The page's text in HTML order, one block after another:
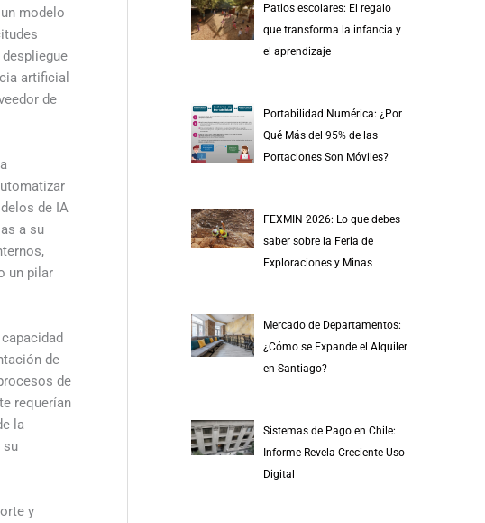
modelo
artificial
de
de IA
a su
un pilar
de
de
requerían
la
su
y
Patios escolares: El regalo
que transforma la infancia y
el aprendizaje
Portabilidad Numérica: ¿Por
Qué Más del 95% de las
Portaciones Son Móviles?
FEXMIN 2026: Lo que debes
saber sobre la Feria de
Exploraciones y Minas
Mercado de Departamentos:
¿Cómo se Expande el Alquiler
en Santiago?
Sistemas de Pago en Chile:
Informe Revela Creciente Uso
Digital